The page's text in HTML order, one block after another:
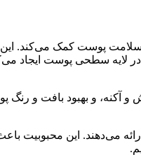
پوست کمک می‌کند. این
لایه سطحی پوست ایجاد
و بهبود بافت و رنگ
می‌دهند. این محبوبیت